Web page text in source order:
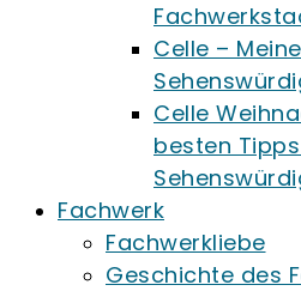
Celle –
Celle
besten
Fachwerk
Fachwerkliebe
Geschichte des